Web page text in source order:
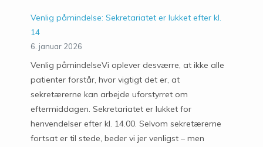
Venlig påmindelse: Sekretariatet er lukket efter kl.
14
6. januar 2026
Venlig påmindelseVi oplever desværre, at ikke alle
patienter forstår, hvor vigtigt det er, at
sekretærerne kan arbejde uforstyrret om
eftermiddagen. Sekretariatet er lukket for
henvendelser efter kl. 14.00. Selvom sekretærerne
fortsat er til stede, beder vi jer venligst – men